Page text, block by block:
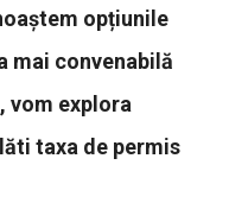
opțiunile
mai convenabilă
vom explora
taxa de permis